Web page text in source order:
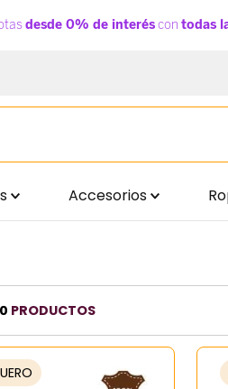
Accesorios
PRODUCTOS